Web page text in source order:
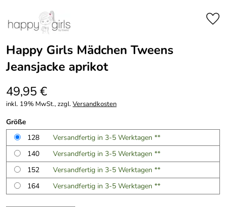
Happy Girls Mädchen Tweens
Jeansjacke aprikot
49,95 €
inkl. 19% MwSt., zzgl.Versandkosten
Größe
128
Versandfertig in 3-5 Werktagen **
140
Versandfertig in 3-5 Werktagen **
152
Versandfertig in 3-5 Werktagen **
164
Versandfertig in 3-5 Werktagen **